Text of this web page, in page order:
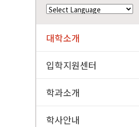
대학소개
입학지원센터
학과소개
학사안내